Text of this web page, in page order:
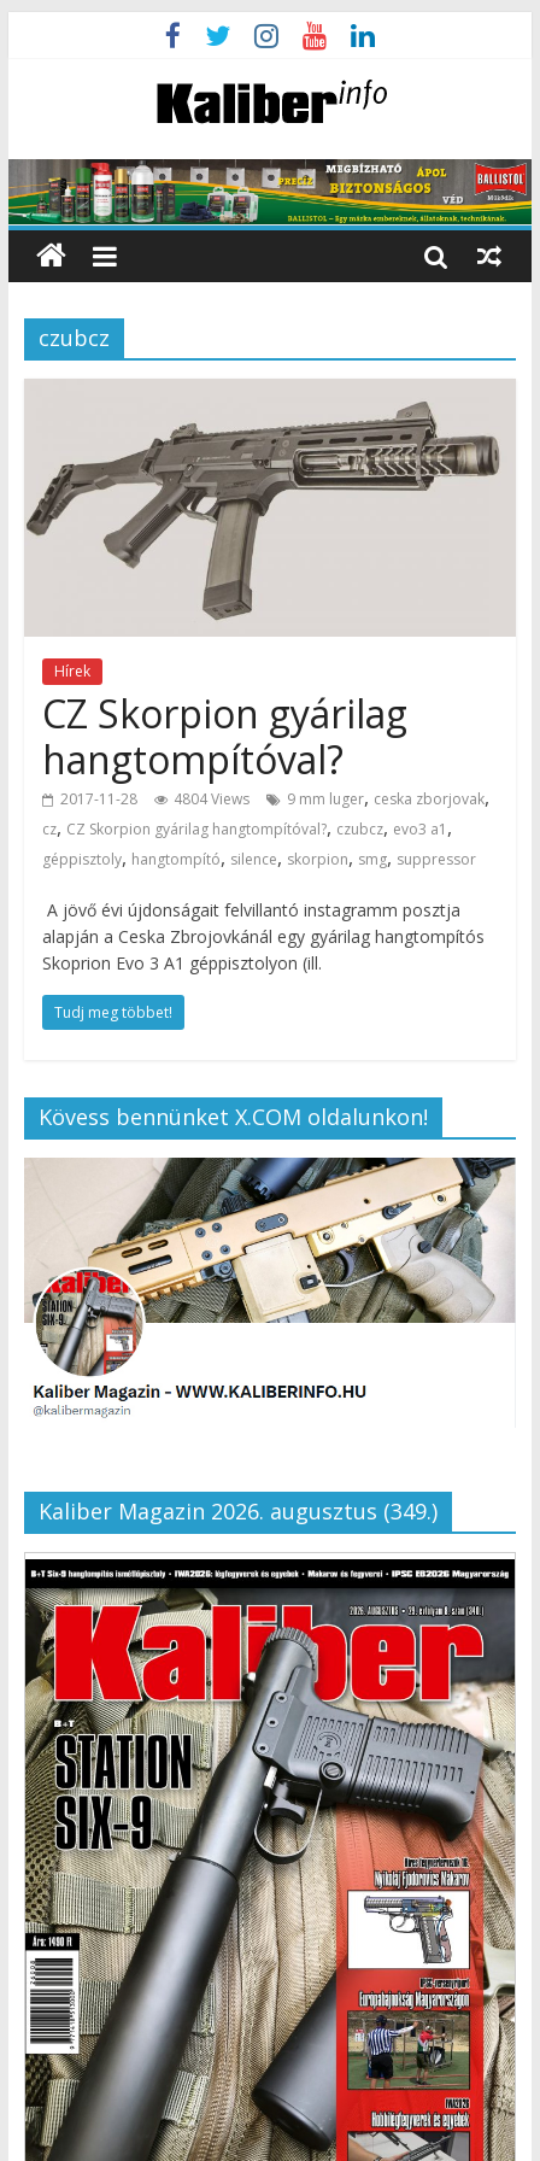
czubcz
Hírek
CZ Skorpion gyárilag
hangtompítóval?
2017-11-28 4804 Views 9 mm luger, ceska zborjovak,
cz, CZ Skorpion gyárilag hangtompítóval?, czubcz, evo3 a1 ,
géppisztoly, hangtompító, silence, skorpion, smg, suppressor
A jövő évi újdonságait felvillantó instagramm posztja
alapján a Ceska Zbrojovkánál egy gyárilag hangtompítós
Skoprion Evo 3 A1 géppisztolyon (ill.
Tudj meg többet!
Kövess bennünket X.COM oldalunkon!
Kaliber Magazin 2026. augusztus (349.)